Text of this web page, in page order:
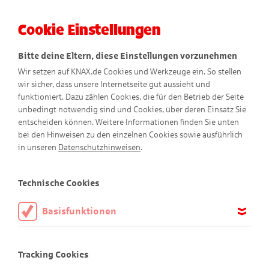
Schankwarts Untersetzer
Cookie Einstellungen
Bitte deine Eltern, diese Einstellungen vorzunehmen
Wir setzen auf KNAX.de Cookies und Werkzeuge ein. So stellen
wir sicher, dass unsere Internetseite gut aussieht und
funktioniert. Dazu zählen Cookies, die für den Betrieb der Seite
unbedingt notwendig sind und Cookies, über deren Einsatz Sie
entscheiden können. Weitere Informationen finden Sie unten
bei den Hinweisen zu den einzelnen Cookies sowie ausführlich
in unseren Datenschutzhinweisen.
Technische Cookies
Basisfunktionen
aktiviert sein.
Tracking Cookies